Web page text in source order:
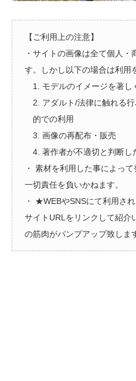
【ご利用上の注意】
・サイトの画像は全て個人
す。しかし以下の場合は利用
1. モデルのイメージを著し
2. アダルト/法律に触れる
的での利用
3. 画像の再配布・販売
4. 著作者が不適切と判断し
・ 素材を利用した事によっ
一切責任を負いかねます。
・ ★WEBやSNSにて利用さ
サイトURLをリンクして紹介
の筋肉がパンプアップ致しま